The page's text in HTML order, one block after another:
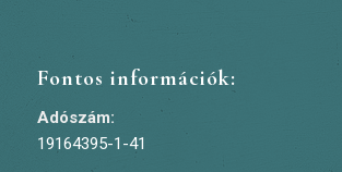
Fontos információk:
Adószám:
19164395-1-41